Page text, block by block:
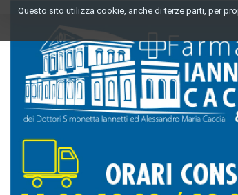
Passa
principale
Questo sito utilizza cookie, anche di terze parti, per